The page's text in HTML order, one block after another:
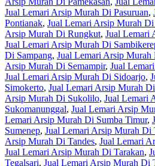
Jual Lemari Arsip Murah Di Pasuruan,
Pontianak, Jual Lemari Arsip Murah
Arsip Murah Di Rungkut, Jual Lemari
Jual Lemari Arsip Murah Di
Di Sampang, Jual Lemari Arsip Murah
Arsip Murah Di Semampir, Jual
Jual Lemari Arsip Murah Di Sidoarjo,
Simokerto, Jual Lemari Arsip Murah
Arsip Murah Di Sukolilo, Jual Lemari
Sukomanunggal, Jual Lemari Arsip
Lemari Arsip Murah Di Sumba Timur,
Sumenep, Jual Lemari Arsip Murah Di
Arsip Murah Di Tandes, Jual Lemari
Jual Lemari Arsip Murah Di Tarakan,
Tegalsari, Jual Lemari Arsip Murah Di